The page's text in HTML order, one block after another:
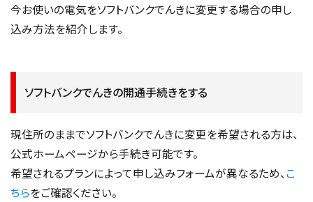
今お使いの電気をソフトバンクでんきに変更する場合の申し
込み方法を紹介します。
ソフトバンクでんきの開通手続きをする
現住所のままでソフトバンクでんきに変更を希望される方は、
公式ホームページから手続き可能です。
希望されるプランによって申し込みフォームが異なるため、こ
ちらをご確認ください。